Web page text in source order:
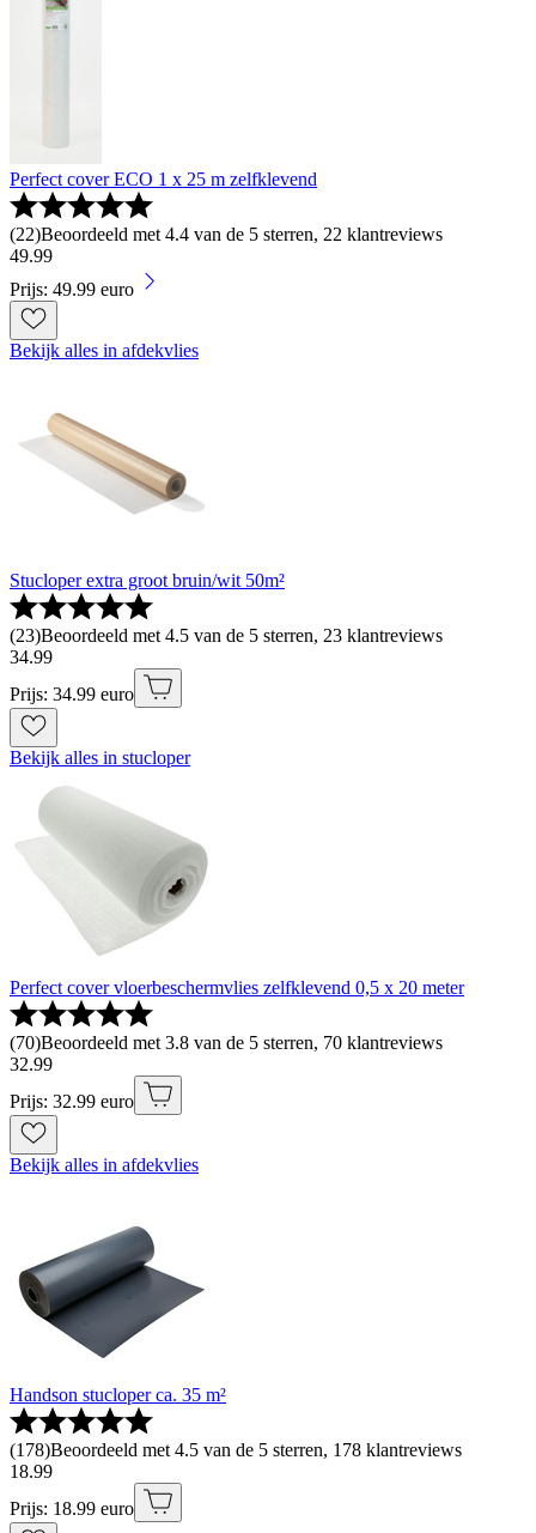
Perfect cover ECO 1 x 25 m zelfklevend
(22)Beoordeeld met 4.4 van de 5 sterren, 22 klantreviews
49.99
Prijs: 49.99 euro
Bekijk alles in afdekvlies
Stucloper extra groot bruin/wit 50m²
(23)Beoordeeld met 4.5 van de 5 sterren, 23 klantreviews
34.99
Prijs: 34.99 euro
Bekijk alles in stucloper
Perfect cover vloerbeschermvlies zelfklevend 0,5 x 20 meter
(70)Beoordeeld met 3.8 van de 5 sterren, 70 klantreviews
32.99
Prijs: 32.99 euro
Bekijk alles in afdekvlies
Handson stucloper ca. 35 m²
(178)Beoordeeld met 4.5 van de 5 sterren, 178 klantreviews
18.99
Prijs: 18.99 euro